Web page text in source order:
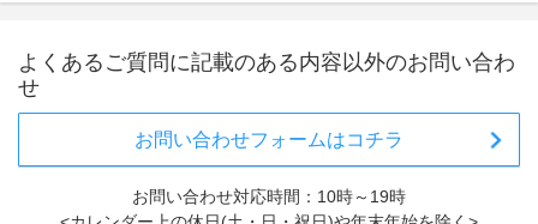
よくあるご質問に記載のある内容以外のお問い合わ
せ
お問い合わせフォームはコチラ
お問い合わせ対応時間：10時～19時